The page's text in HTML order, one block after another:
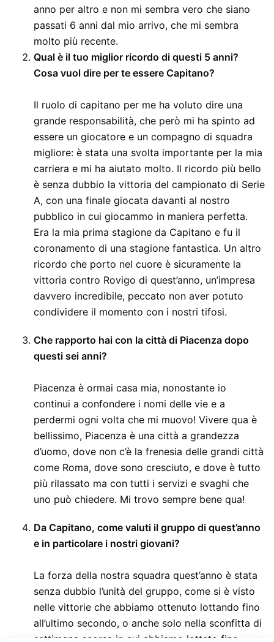
anno per altro e non mi sembra vero che siano
passati 6 anni dal mio arrivo, che mi sembra
molto più recente.
Qual è il tuo miglior ricordo di questi 5 anni?
Cosa vuol dire per te essere Capitano?
Il ruolo di capitano per me ha voluto dire una
grande responsabilità, che però mi ha spinto ad
essere un giocatore e un compagno di squadra
migliore: è stata una svolta importante per la mia
carriera e mi ha aiutato molto. Il ricordo più bello
è senza dubbio la vittoria del campionato di Serie
A, con una finale giocata davanti al nostro
pubblico in cui giocammo in maniera perfetta.
Era la mia prima stagione da Capitano e fu il
coronamento di una stagione fantastica. Un altro
ricordo che porto nel cuore è sicuramente la
vittoria contro Rovigo di quest’anno, un’impresa
davvero incredibile, peccato non aver potuto
condividere il momento con i nostri tifosi.
Che rapporto hai con la città di Piacenza dopo
questi sei anni?
Piacenza è ormai casa mia, nonostante io
continui a confondere i nomi delle vie e a
perdermi ogni volta che mi muovo! Vivere qua è
bellissimo, Piacenza è una città a grandezza
d’uomo, dove non c’è la frenesia delle grandi città
come Roma, dove sono cresciuto, e dove è tutto
più rilassato ma con tutti i servizi e svaghi che
uno può chiedere. Mi trovo sempre bene qua!
Da Capitano, come valuti il gruppo di quest’anno
e in particolare i nostri giovani?
La forza della nostra squadra quest’anno è stata
senza dubbio l’unità del gruppo, come si è visto
nelle vittorie che abbiamo ottenuto lottando fino
all’ultimo secondo, o anche solo nella sconfitta di
settimana scorsa in cui abbiamo lottato fino